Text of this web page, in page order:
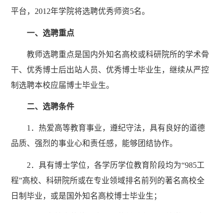
平台，2012年学院将选聘优秀师资5名。
一、选聘重点
教师选聘重点是国内外知名高校或科研院所的学术骨
干、优秀博士后出站人员、优秀博士毕业生，继续从严控
制选聘本校应届博士毕业生。
二、选聘条件
1．热爱高等教育事业，遵纪守法，具有良好的道德
品质、强烈的事业心和责任感，能够团结协作。
2．具有博士学位，各学历学位教育阶段均为“985工
程”高校、科研院所或在专业领域排名前列的著名高校全
日制毕业，或是国外知名高校博士毕业生；